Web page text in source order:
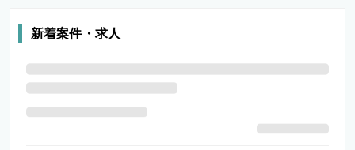
新着案件・求人